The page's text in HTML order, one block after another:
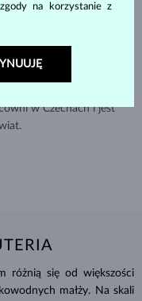
W PRADZE
w Czechach i jest
różnią się od większości
małży. Na skali
na korzystanie z